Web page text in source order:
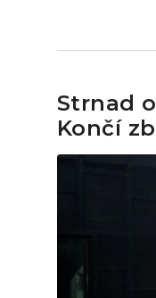
Strnad
Končí